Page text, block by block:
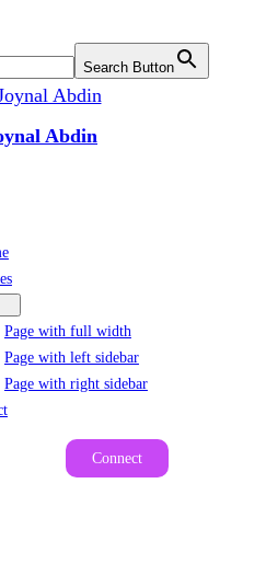
Search Button
Abdin
Page with full width
Page with left sidebar
Page with right sidebar
Connect